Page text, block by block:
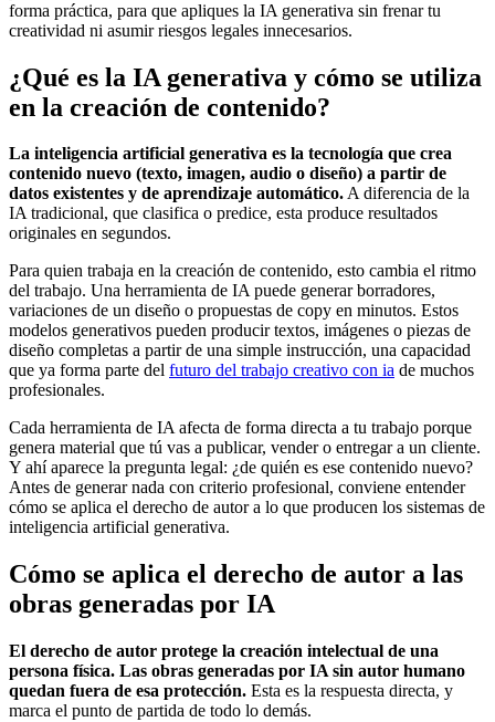
forma práctica, para que apliques la IA generativa sin frenar tu
creatividad ni asumir riesgos legales innecesarios.
¿Qué es la IA generativa y cómo se utiliza
en la creación de contenido?
La inteligencia artificial generativa es la tecnología que crea
contenido nuevo (texto, imagen, audio o diseño) a partir de
datos existentes y de aprendizaje automático.A diferencia de la
IA tradicional, que clasifica o predice, esta produce resultados
originales en segundos.
Para quien trabaja en la creación de contenido, esto cambia el ritmo
del trabajo. Una herramienta de IA puede generar borradores,
variaciones de un diseño o propuestas de copy en minutos. Estos
modelos generativos pueden producir textos, imágenes o piezas de
diseño completas a partir de una simple instrucción, una capacidad
que ya forma parte del futuro del trabajo creativo con ia de muchos
profesionales.
Cada herramienta de IA afecta de forma directa a tu trabajo porque
genera material que tú vas a publicar, vender o entregar a un cliente.
Y ahí aparece la pregunta legal: ¿de quién es ese contenido nuevo?
Antes de generar nada con criterio profesional, conviene entender
cómo se aplica el derecho de autor a lo que producen los sistemas de
inteligencia artificial generativa.
Cómo se aplica el derecho de autor a las
obras generadas por IA
El derecho de autor protege la creación intelectual de una
persona física. Las obras generadas por IA sin autor humano
quedan fuera de esa protección. Esta es la respuesta directa, y
marca el punto de partida de todo lo demás.